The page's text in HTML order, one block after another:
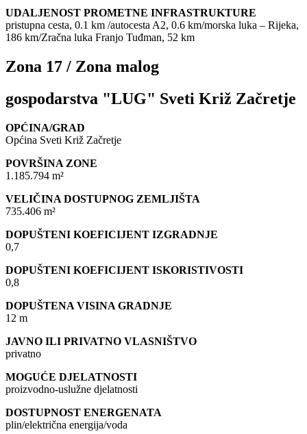
UDALJENOST PROMETNE INFRASTRUKTURE
pristupna cesta, 0.1 km /autocesta A2, 0.6 km/morska luka – Rijeka,
186 km/Zračna luka Franjo Tuđman, 52 km
Zona 17 / Zona malog
gospodarstva "LUG" Sveti Križ Začretje
OPĆINA/GRAD
Općina Sveti Križ Začretje
POVRŠINA ZONE
1.185.794 m²
VELIČINA DOSTUPNOG ZEMLJIŠTA
735.406 m²
DOPUŠTENI KOEFICIJENT IZGRADNJE
0,7
DOPUŠTENI KOEFICIJENT ISKORISTIVOSTI
0,8
DOPUŠTENA VISINA GRADNJE
12 m
JAVNO ILI PRIVATNO VLASNIŠTVO
privatno
MOGUĆE DJELATNOSTI
proizvodno-uslužne djelatnosti
DOSTUPNOST ENERGENATA
plin/električna energija/voda